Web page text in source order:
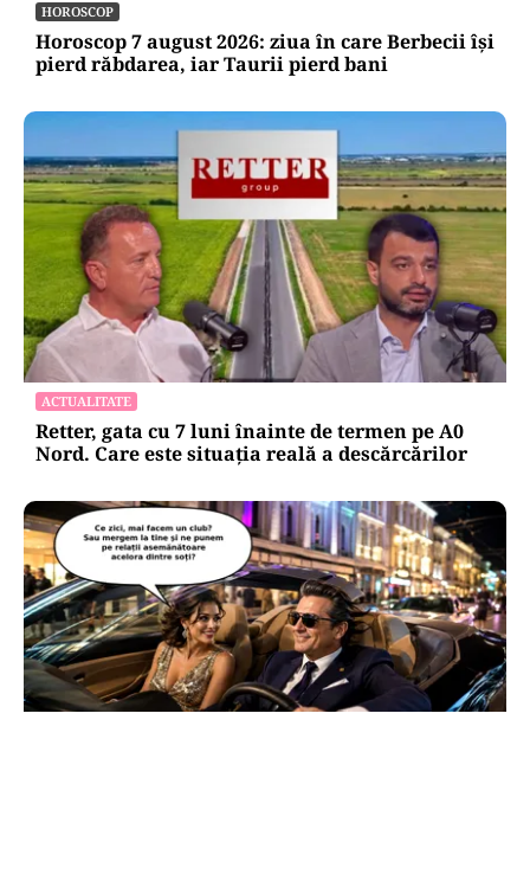
HOROSCOP
Horoscop 7 august 2026: ziua în care Berbecii își
pierd răbdarea, iar Taurii pierd bani
ACTUALITATE
Retter, gata cu 7 luni înainte de termen pe A0
Nord. Care este situația reală a descărcărilor